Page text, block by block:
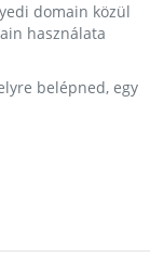
domain közül
használata
belépned, egy